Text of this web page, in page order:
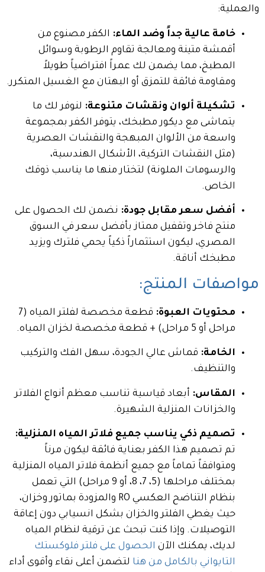
والعملية:
خامة عالية جداً وضد الماء: الكفر مصنوع من
أقمشة متينة ومعالجة تقاوم الرطوبة وسوائل
المطبخ، مما يضمن لك عمراً افتراضياً طويلاً
ومقاومة فائقة للتمزق أو البهتان مع الغسيل المتكرر.
تشكيلة ألوان ونقشات متنوعة: لنوفر لك ما
يتماشى مع ديكور مطبخك، يتوفر الكفر بمجموعة
واسعة من الألوان المبهجة والنقشات العصرية
(مثل النقشات التركية، الأشكال الهندسية،
والرسومات الملونة) لتختار منها ما يناسب ذوقك
الخاص.
أفضل سعر مقابل جودة: نضمن لك الحصول على
منتج فاخر وتقفيل ممتاز بأفضل سعر في السوق
المصري، ليكون استثماراً ذكياً يحمي فلترك ويزيد
مطبخك أناقة.
مواصفات المنتج:
محتويات العبوة:
قطعة مخصصة لفلتر المياه (7
مراحل أو 5 مراحل) + قطعة مخصصة لخزان المياه.
الخامة: قماش عالي الجودة، سهل الفك والتركيب
والتنظيف.
المقاس: أبعاد قياسية تناسب معظم أنواع الفلاتر
والخزانات المنزلية الشهيرة.
تصميم ذكي يناسب جميع فلاتر المياه المنزلية:
تم تصميم هذا الكفر بعناية فائقة ليكون مرناً
ومتوافقاً تماماً مع جميع أنظمة فلاتر المياه المنزلية
بمختلف مراحلها (5، 7، 8، أو 9 مراحل) التي تعمل
بنظام التناضح العكسي RO والمزودة بماتور وخزان،
حيث يغطي الفلتر والخزان بشكل انسيابي دون إعاقة
التوصيلات. وإذا كنت تبحث عن ترقية لنظام المياه
لديك، يمكنك الآن الحصول على فلتر فلوكستك
التايواني بالكامل من هنا لتضمن أعلى نقاء وأقوى أداء